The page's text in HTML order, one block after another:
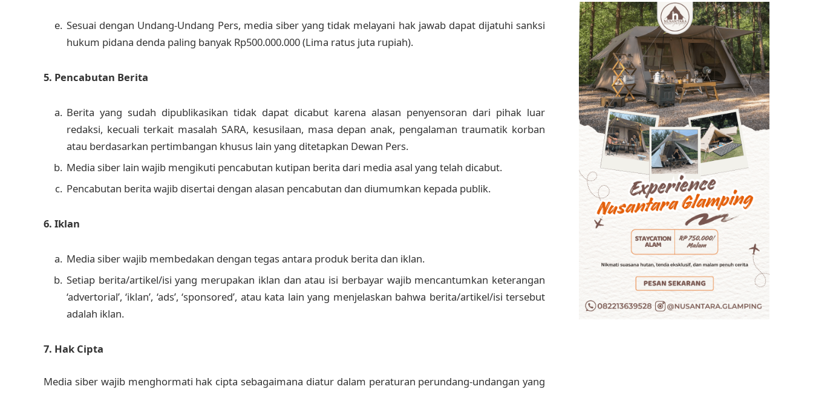
Sesuai dengan Undang-Undang Pers, media siber yang tidak melayani hak jawab dapat dijatuhi sanksi
hukum pidana denda paling banyak Rp500.000.000 (Lima ratus juta rupiah).
5. Pencabutan Berita
Berita yang sudah dipublikasikan tidak dapat dicabut karena alasan penyensoran dari pihak luar
redaksi, kecuali terkait masalah SARA, kesusilaan, masa depan anak, pengalaman traumatik korban
atau berdasarkan pertimbangan khusus lain yang ditetapkan Dewan Pers.
Media siber lain wajib mengikuti pencabutan kutipan berita dari media asal yang telah dicabut.
Pencabutan berita wajib disertai dengan alasan pencabutan dan diumumkan kepada publik.
6. Iklan
Media siber wajib membedakan dengan tegas antara produk berita dan iklan.
Setiap berita/artikel/isi yang merupakan iklan dan atau isi berbayar wajib mencantumkan keterangan
‘advertorial’, ‘iklan’, ‘ads’, ‘sponsored’, atau kata lain yang menjelaskan bahwa berita/artikel/isi tersebut
adalah iklan.
7. Hak Cipta
Media siber wajib menghormati hak cipta sebagaimana diatur dalam peraturan perundang-undangan yang